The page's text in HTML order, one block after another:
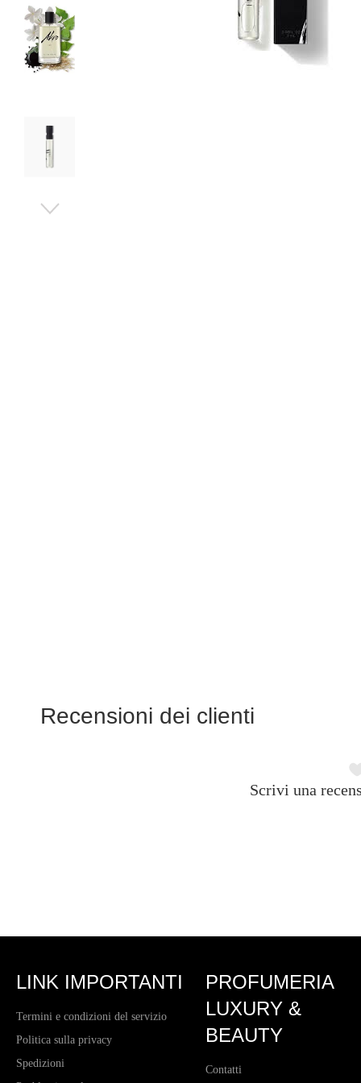
Recensioni dei clienti
Scrivi una
LINK IMPORTANTI
Termini e condizioni del servizio
Politica sulla privacy
Spedizioni
PROFUMERIA
LUXURY &
BEAUTY
Contatti